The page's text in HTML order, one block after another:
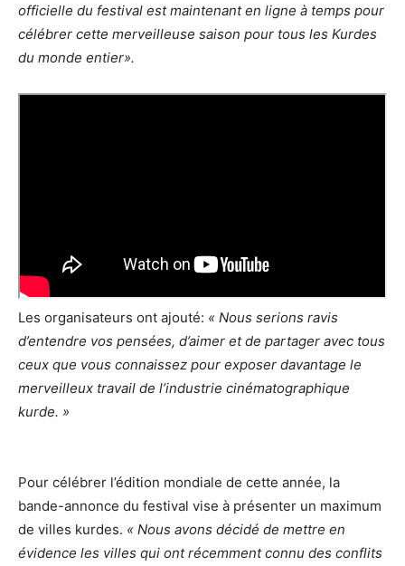
officielle du festival est maintenant en ligne à temps pour
célébrer cette merveilleuse saison pour tous les Kurdes
du monde entier».
Les organisateurs ont ajouté: « Nous serions ravis
d’entendre vos pensées, d’aimer et de partager avec tous
ceux que vous connaissez pour exposer davantage le
merveilleux travail de l’industrie cinématographique
kurde. »
Pour célébrer l’édition mondiale de cette année, la
bande-annonce du festival vise à présenter un maximum
de villes kurdes. « Nous avons décidé de mettre en
évidence les villes qui ont récemment connu des conflits